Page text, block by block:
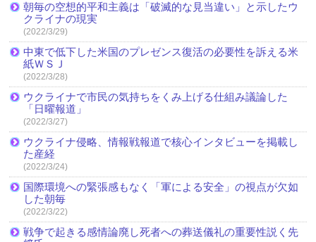
朝毎の空想的平和主義は「破滅的な見当違い」と示したウ
クライナの現実
(2022/3/29)
中東で低下した米国のプレゼンス復活の必要性を訴える米
紙ＷＳＪ
(2022/3/28)
ウクライナで市民の気持ちをくみ上げる仕組み議論した
「日曜報道」
(2022/3/27)
ウクライナ侵略、情報戦報道で核心インタビューを掲載し
た産経
(2022/3/24)
国際環境への緊張感もなく「軍による安全」の視点が欠如
した朝毎
(2022/3/22)
戦争で起きる感情論廃し死者への葬送儀礼の重要性説く先